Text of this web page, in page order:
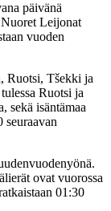
päivänä
Leijonat
vuoden
Ruotsi, Tšekki ja
Ruotsi ja
sekä isäntämaa
seuraavan
ovat vuorossa
01:30